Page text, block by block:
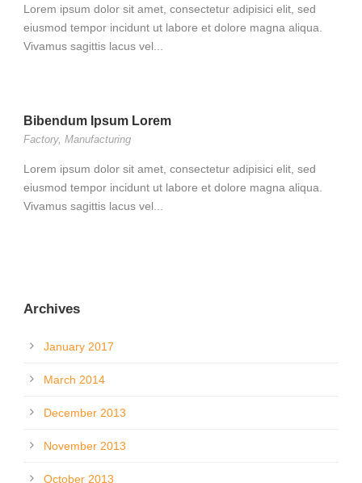
Lorem ipsum dolor sit amet, consectetur adipisici elit, sed
eiusmod tempor incidunt ut labore et dolore magna aliqua.
Vivamus sagittis lacus vel...
Bibendum Ipsum Lorem
Factory, Manufacturing
Lorem ipsum dolor sit amet, consectetur adipisici elit, sed
eiusmod tempor incidunt ut labore et dolore magna aliqua.
Vivamus sagittis lacus vel...
Archives
January 2017
March 2014
December 2013
November 2013
October 2013